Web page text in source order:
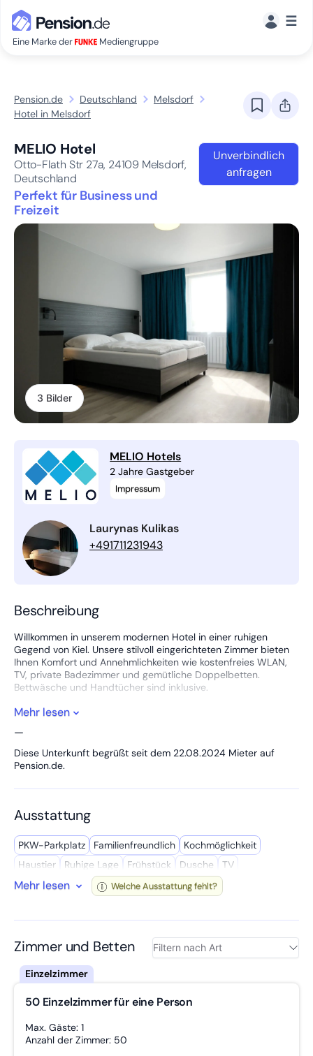
Eine Marke der Mediengruppe
☰
Pension.de Deutschland
Melsdorf
Hotel in Melsdorf
MELIO Hotel
Otto-Flath Str 27a, 24109 Melsdorf,
Deutschland
Perfekt für Business und
Freizeit
Unverbindlich
anfragen
3 Bilder
MELIO Hotels
2 Jahre Gastgeber
Impressum
Laurynas Kulikas
+491711231943
Beschreibung
Willkommen in unserem modernen Hotel in einer ruhigen
Gegend von Kiel. Unsere stilvoll eingerichteten Zimmer bieten
Ihnen Komfort und Annehmlichkeiten wie kostenfreies WLAN,
TV, private Badezimmer und gemütliche Doppelbetten.
Bettwäsche und Handtücher sind inklusive.
Für Geschäftsreisende sind die Zimmer mit einem Schreibtisch
bei uns großgeschrieben: Nutzen Sie den bequemen Online-
Check-in und Check-out.
Gemeinschaftsbereichen stehen Ihnen Waschmaschine,
Entdecken Sie die charmante Stadt Kiel und genießen Sie Ihren
Aufenthalt in unserer sauberen und einladenden Unterkunft.
Mehr lesen
—
Diese Unterkunft begrüßt seit dem 22.08.2024 Mieter auf
Pension.de.
Ausstattung
PKW-Parkplatz Familien­freundlich
Kochmöglich­keit
Haustier
Ruhige Lage Frühstück Dusche
TV
Kühl­schrank
Bettwäsche inkl.
Wasserkocher
Barrierefrei
Handtücher inkl. Terrasse
Privates Bad
LGBTQ+ freundlich
W-LAN
Badezimmer Barrierefrei
E-Auto Ladestation
Getrennte Betten
Breite Flure
Zustellbett möglich Aufzug
Mehr lesen Welche Ausstattung fehlt?
Zimmer und Betten
50 Einzelzimmer für eine Person
Max. Gäste: 1
Anzahl der Zimmer: 50